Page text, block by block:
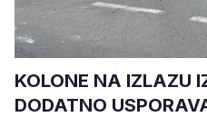
KOLONE NA IZLAZU
DODATNO